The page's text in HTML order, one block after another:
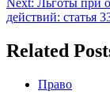
записям
действий: статья
Related
Право